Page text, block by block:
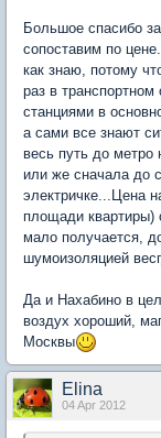
Большое спасибо
сопоставим по
как знаю, потому
раз в
станциями в
а сами все знают
весь путь до метро
или же сначала до
электричке...Цена
площади квартиры)
мало получается,
шумоизоляцией
Да и Нахабино в
воздух хороший,
Москвы
Elina
04 Apr 2012